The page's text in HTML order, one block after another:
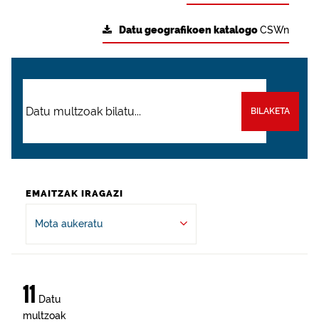
Datu geografikoen katalogoCSWn
BILAKETA
EMAITZAK IRAGAZI
Mota aukeratu
11 Datu
multzoak